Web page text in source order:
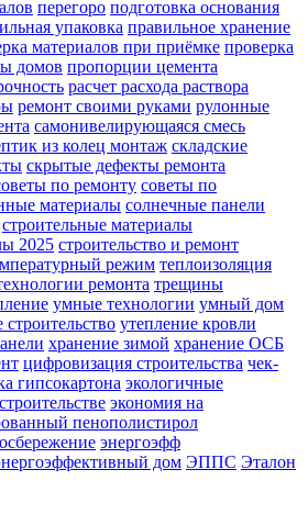
перегоро подготовка основания
упаковка правильное хранение
материалов при приёмке проверка
домов пропорции цемента
расчет расхода раствора
ремонт своими руками рулонные
самонивелирующаяся смесь
из колец монтаж складские
скрытые дефекты ремонта
по ремонту советы по
материалы солнечные панели
строительные материалы
2025 строительство и ремонт
режим теплоизоляция
ремонта трещины
умные технологии умный дом
строительство утепление кровли
хранение зимой хранение ОСБ
цифровизация строительства чек-
гипсокартона экологичные
экономия на
пенополистирол
энергоэфф
дом ЭППС Эталон